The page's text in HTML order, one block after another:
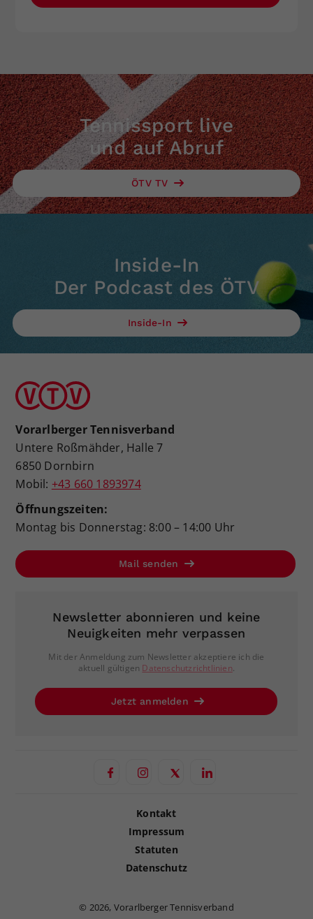
Tennissport live
und auf Abruf
ÖTV TV
Inside-In
Der Podcast des ÖTV
Inside-In
Vorarlberger Tennisverband
Untere Roßmähder, Halle 7
6850 Dornbirn
Mobil: +43 660 1893974
Öffnungszeiten:
Montag bis Donnerstag: 8:00 – 14:00 Uhr
Mail senden
Newsletter abonnieren und keine
Neuigkeiten mehr verpassen
Mit der Anmeldung zum Newsletter akzeptiere ich die
aktuell gültigen Datenschutzrichtlinien.
Jetzt anmelden
Kontakt
Impressum
Statuten
Datenschutz
© 2026, Vorarlberger Tennisverband